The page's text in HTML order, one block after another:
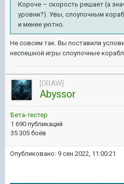
Короче – скорость решает (а
уровни?). Увы, слоупочным
и менее уютно.
Не совсем так. Вы поставили
неспешной игры слоупочные
[DRAW]
Abyssor
Бета-тестер
1 690 публикаций
35 305 боёв
Опубликовано: 9 сен 2022, 11:00:21